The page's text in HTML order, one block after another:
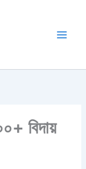
বিদায়